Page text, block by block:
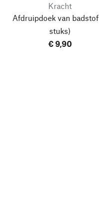
Kracht
Afdruipdoek van badstof
stuks)
€ 9,90